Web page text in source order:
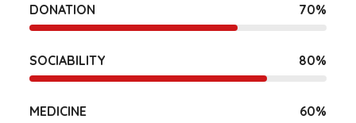
DONATION 70%
SOCIABILITY 80%
MEDICINE 60%